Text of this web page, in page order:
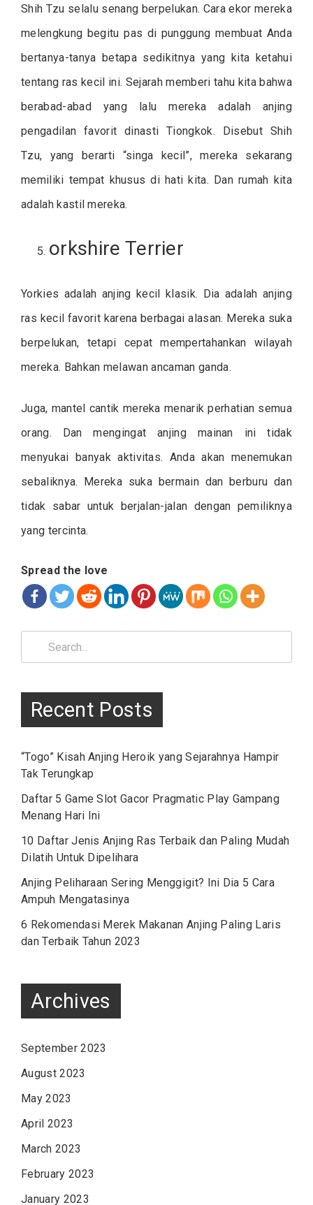
Shih Tzu selalu senang berpelukan. Cara ekor mereka
melengkung begitu pas di punggung membuat Anda
bertanya-tanya betapa sedikitnya yang kita ketahui
tentang ras kecil ini. Sejarah memberi tahu kita bahwa
berabad-abad yang lalu mereka adalah anjing
pengadilan favorit dinasti Tiongkok. Disebut Shih
Tzu, yang berarti “singa kecil”, mereka sekarang
memiliki tempat khusus di hati kita. Dan rumah kita
adalah kastil mereka.
orkshire Terrier
Yorkies adalah anjing kecil klasik. Dia adalah anjing
ras kecil favorit karena berbagai alasan. Mereka suka
berpelukan, tetapi cepat mempertahankan wilayah
mereka. Bahkan melawan ancaman ganda.
Juga, mantel cantik mereka menarik perhatian semua
orang. Dan mengingat anjing mainan ini tidak
menyukai banyak aktivitas. Anda akan menemukan
sebaliknya. Mereka suka bermain dan berburu dan
tidak sabar untuk berjalan-jalan dengan pemiliknya
yang tercinta.
Spread the love
Recent Posts
“Togo” Kisah Anjing Heroik yang Sejarahnya Hampir
Tak Terungkap
Daftar 5 Game Slot Gacor Pragmatic Play Gampang
Menang Hari Ini
10 Daftar Jenis Anjing Ras Terbaik dan Paling Mudah
Dilatih Untuk Dipelihara
Anjing Peliharaan Sering Menggigit? Ini Dia 5 Cara
Ampuh Mengatasinya
6 Rekomendasi Merek Makanan Anjing Paling Laris
dan Terbaik Tahun 2023
Archives
September 2023
August 2023
May 2023
April 2023
March 2023
February 2023
January 2023